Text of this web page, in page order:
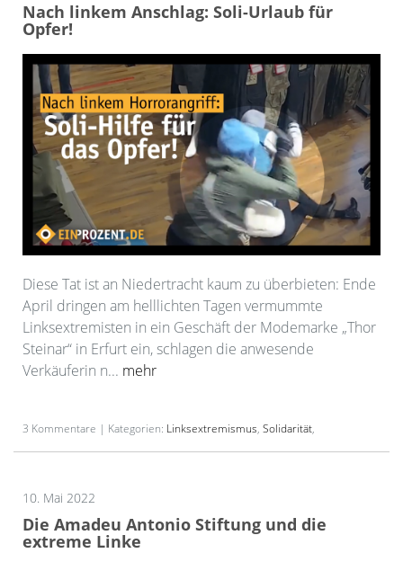
Nach linkem Anschlag: Soli-Urlaub für
Opfer!
Diese Tat ist an Niedertracht kaum zu überbieten: Ende
April dringen am helllichten Tagen vermummte
Linksextremisten in ein Geschäft der Modemarke „Thor
Steinar“ in Erfurt ein, schlagen die anwesende
Verkäuferin n... mehr
3 Kommentare | Kategorien: Linksextremismus, Solidarität,
10. Mai 2022
Die Amadeu Antonio Stiftung und die
extreme Linke